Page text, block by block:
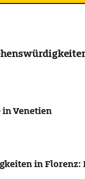
in Venetien
in Florenz: